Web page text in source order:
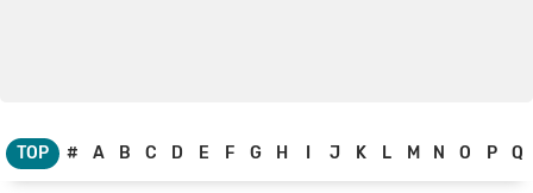
TOP # A B C D E F G H J K L M N O P Q